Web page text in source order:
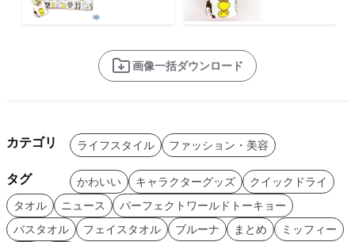
画像一括ダウンロード
カテゴリ ライフスタイル ファッション・美容
タグ かわいい キャラクターグッズ
クイックドライ
タオル
ニュース
パーフェクトワールドトーキョー
バスタオル
フェイスタオル ブルーナ まとめ
ミッフィー